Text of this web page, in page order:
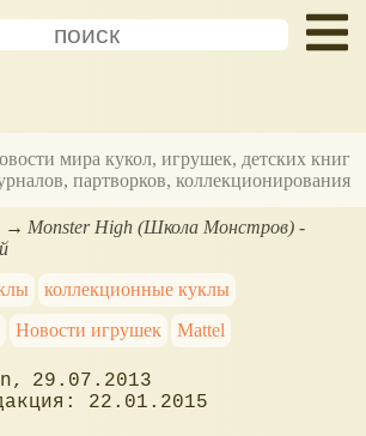
мира кукол, игрушек, детских книг
партворков, коллекционирования
Monster High (Школа Монстров) -
коллекционные куклы
Новости игрушек Mattel
29.07.2013
22.01.2015